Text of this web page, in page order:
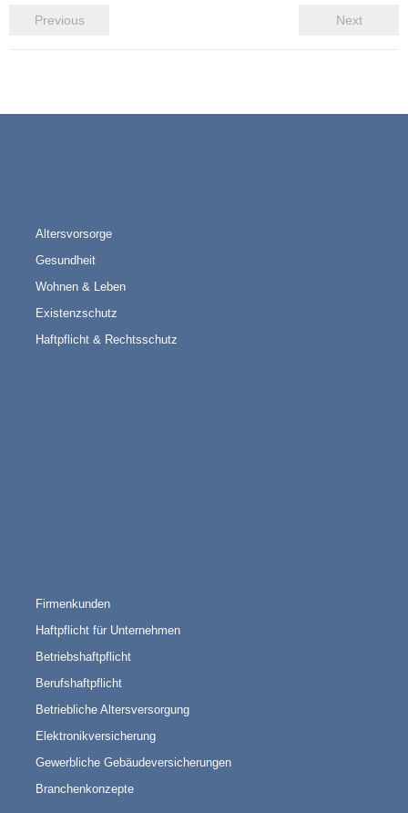
Previous Next
Altersvorsorge
Gesundheit
Wohnen & Leben
Existenzschutz
Haftpflicht & Rechtsschutz
Firmenkunden
Haftpflicht für Unternehmen
Betriebshaftpflicht
Berufshaftpflicht
Betriebliche Altersversorgung
Elektronikversicherung
Gewerbliche Gebäudeversicherungen
Branchenkonzepte